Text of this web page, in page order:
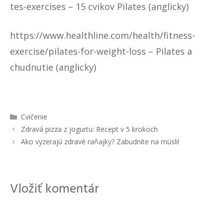
tes-exercises – 15 cvikov Pilates (anglicky)
https://www.healthline.com/health/fitness-
exercise/pilates-for-weight-loss – Pilates a
chudnutie (anglicky)
Kategórie
Cvičenie
Navigácia
článkami
Zdravá pizza z jogurtu: Recept v 5 krokoch
Ako vyzerajú zdravé raňajky? Zabudnite na müsli!
Vložiť komentár